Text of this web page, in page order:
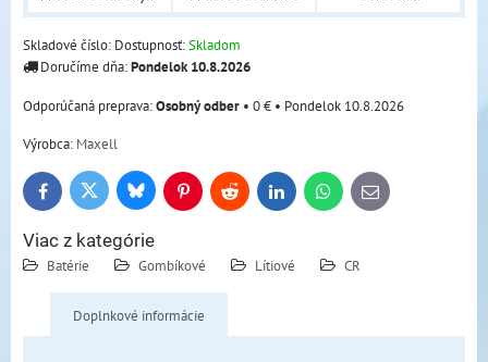
Skladové číslo: Dostupnosť:Skladom
Doručíme dňa:Pondelok10.8.2026
Osobný odber • 0 € • Pondelok 10.8.2026
Výrobca: Maxell
FacebookTwitter BlueskyPinterestReddit LinkedInWhatsApp
E-
mail
Viac z kategórie
Batérie Gombíkové Lítiové CR
Doplnkové informácie